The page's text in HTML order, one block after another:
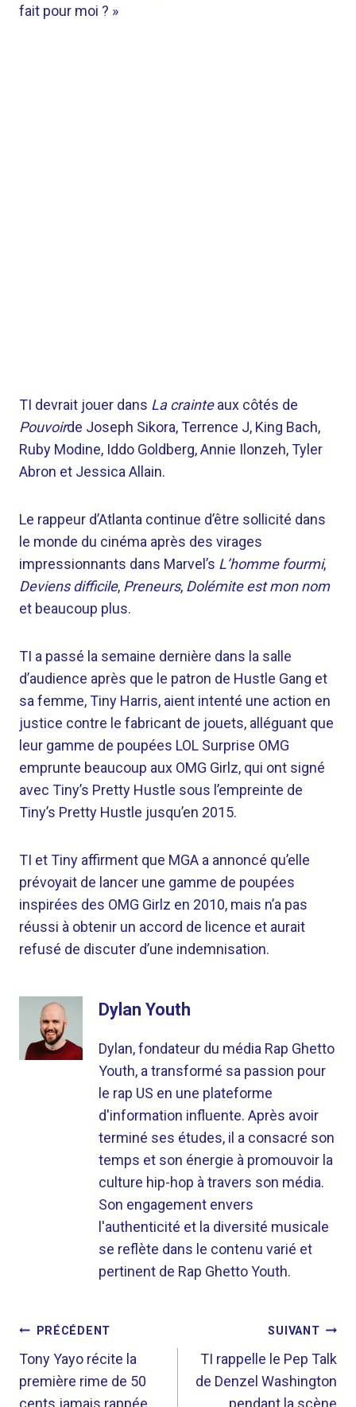
fait pour moi ? »
TI devrait jouer dans La crainteaux côtés de
Pouvoirde Joseph Sikora, Terrence J, King Bach,
Ruby Modine, Iddo Goldberg, Annie Ilonzeh, Tyler
Abron et Jessica Allain.
Le rappeur d’Atlanta continue d’être sollicité dans
le monde du cinéma après des virages
impressionnants dans Marvel’s L’homme fourmi,
Deviens difficile, Preneurs, Dolémite est mon nom
et beaucoup plus.
TI a passé la semaine dernière dans la salle
d’audience après que le patron de Hustle Gang et
sa femme, Tiny Harris, aient intenté une action en
justice contre le fabricant de jouets, alléguant que
leur gamme de poupées LOL Surprise OMG
emprunte beaucoup aux OMG Girlz, qui ont signé
avec Tiny’s Pretty Hustle sous l’empreinte de
Tiny’s Pretty Hustle jusqu’en 2015.
TI et Tiny affirment que MGA a annoncé qu’elle
prévoyait de lancer une gamme de poupées
inspirées des OMG Girlz en 2010, mais n’a pas
réussi à obtenir un accord de licence et aurait
refusé de discuter d’une indemnisation.
Dylan Youth
Dylan, fondateur du média Rap Ghetto
Youth, a transformé sa passion pour
le rap US en une plateforme
d'information influente. Après avoir
terminé ses études, il a consacré son
temps et son énergie à promouvoir la
culture hip-hop à travers son média.
Son engagement envers
l'authenticité et la diversité musicale
se reflète dans le contenu varié et
pertinent de Rap Ghetto Youth.
NAVIGATION
DE
L’ARTICLE
PRÉCÉDENT
Tony Yayo récite la
première rime de 50
cents jamais rappée
SUIVANT
TI rappelle le Pep Talk
de Denzel Washington
pendant la scène